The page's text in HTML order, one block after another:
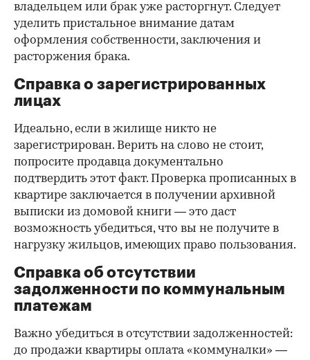
владельцем или брак уже расторгнут. Следует
уделить пристальное внимание датам
оформления собственности, заключения и
расторжения брака.
Справка о зарегистрированных
лицах
Идеально, если в жилище никто не
зарегистрирован. Верить на слово не стоит,
попросите продавца документально
подтвердить этот факт. Проверка прописанных в
квартире заключается в получении архивной
выписки из домовой книги — это даст
возможность убедиться, что вы не получите в
нагрузку жильцов, имеющих право пользования.
Справка об отсутствии
задолженности по коммунальным
платежам
Важно убедиться в отсутствии задолженностей:
до продажи квартиры оплата «коммуналки» —